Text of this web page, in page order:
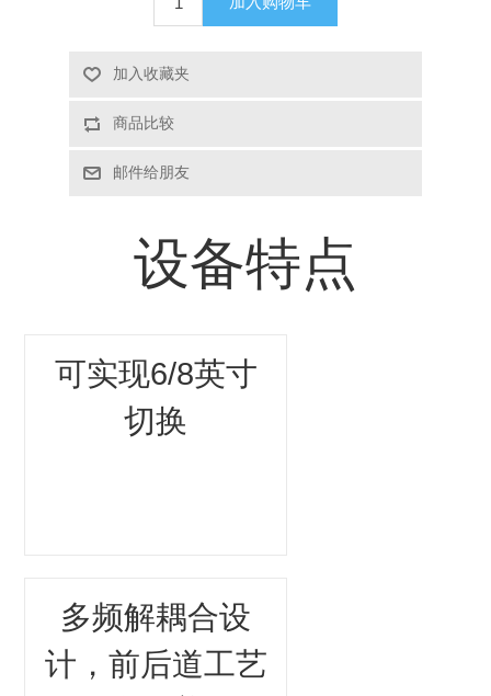
加入收藏夹
商品比较
邮件给朋友
设备特点
可实现6/8英寸
切换
多频解耦合设
计，前后道工艺